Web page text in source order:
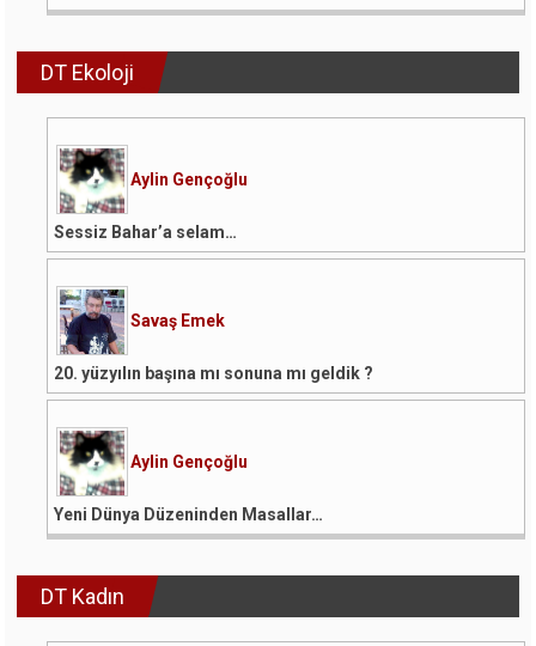
DT Ekoloji
Aylin Gençoğlu
Sessiz Bahar’a selam…
Savaş Emek
20. yüzyılın başına mı sonuna mı geldik ?
Aylin Gençoğlu
Yeni Dünya Düzeninden Masallar…
DT Kadın